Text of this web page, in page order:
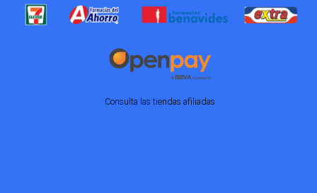
Consulta las tiendas afiliadas